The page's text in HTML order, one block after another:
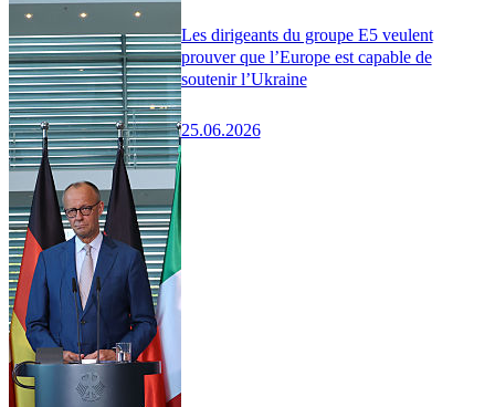
Les dirigeants du groupe E5 veulent
prouver que l’Europe est capable de
soutenir l’Ukraine
25.06.2026